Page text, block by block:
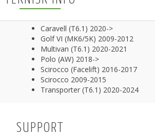
Caravell (T6.1) 2020->
Golf VI (MK6/5K) 2009-2012
Multivan (T6.1) 2020-2021
Polo (AW) 2018->
Scirocco (Facelift) 2016-2017
Scirocco 2009-2015
Transporter (T6.1) 2020-2024
SUPPORT